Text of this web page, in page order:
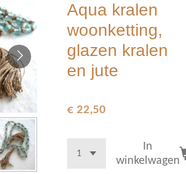
Aqua kralen
woonketting,
glazen kralen
en jute
€ 22,50
In
winkelwagen